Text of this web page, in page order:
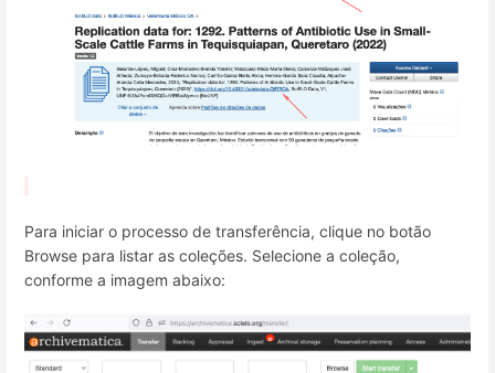
Para iniciar o processo de transferência, clique no botão
Browse para listar as coleções. Selecione a coleção,
conforme a imagem abaixo: